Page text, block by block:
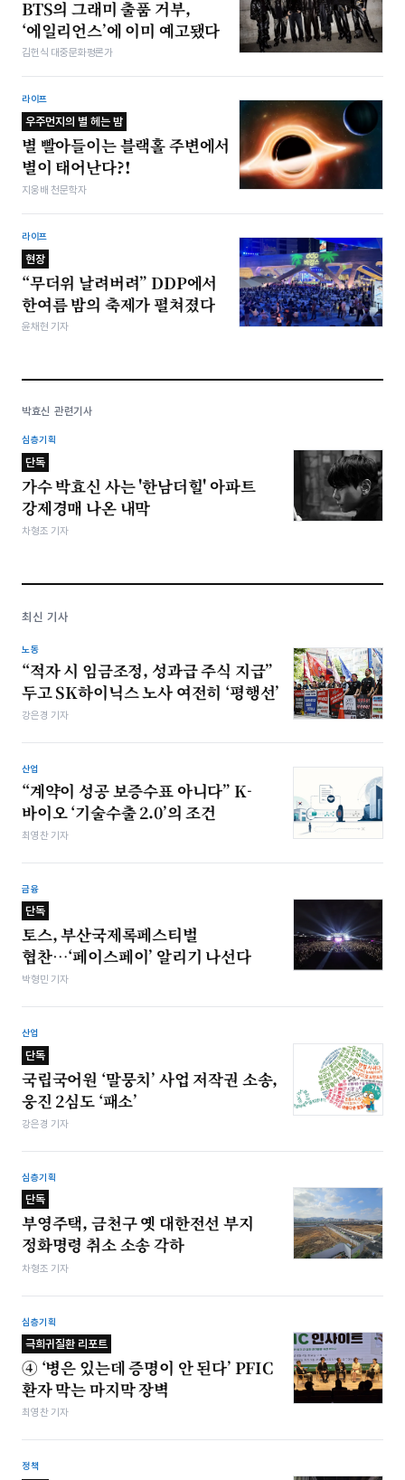
BTS의 그래미 출품 거부,
‘에일리언스’에 이미 예고됐다
김헌식 대중문화평론가
라이프
우주먼지의 별 헤는 밤
별 빨아들이는 블랙홀 주변에서
별이 태어난다?!
지웅배 천문학자
라이프
현장
“무더위 날려버려” DDP에서
한여름 밤의 축제가 펼쳐졌다
윤채현 기자
박효신 관련기사
심층기획
단독
가수 박효신 사는 '한남더힐' 아파트
강제경매 나온 내막
차형조 기자
최신 기사
노동
“적자 시 임금조정, 성과급 주식 지급”
두고 SK하이닉스 노사 여전히 ‘평행선’
강은경 기자
산업
“계약이 성공 보증수표 아니다” K-
바이오 ‘기술수출 2.0’의 조건
최영찬 기자
금융
단독
토스, 부산국제록페스티벌
협찬…‘페이스페이’ 알리기 나선다
박형민 기자
산업
단독
국립국어원 ‘말뭉치’ 사업 저작권 소송,
웅진 2심도 ‘패소’
강은경 기자
심층기획
단독
부영주택, 금천구 옛 대한전선 부지
정화명령 취소 소송 각하
차형조 기자
심층기획
극희귀질환 리포트
④ ‘병은 있는데 증명이 안 된다’ PFIC
환자 막는 마지막 장벽
최영찬 기자
정책